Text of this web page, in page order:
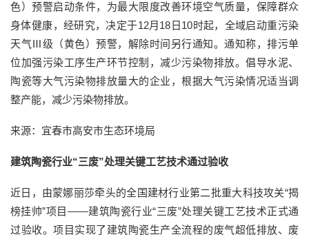
色）预警启动条件，为最大限度改善环境空气质量，保障群众
身体健康，经研究，决定于12月18日10时起，全域启动重污染
天气Ⅲ级（黄色）预警，解除时间另行通知。通知称，排污单
位加强污染工序生产环节控制，减少污染物排放。倡导水泥、
陶瓷等大气污染物排放量大的企业，根据大气污染情况适当调
整产能，减少污染物排放。
来源：宜春市高安市生态环境局
建筑陶瓷行业“三废”处理关键工艺技术通过验收
近日，由蒙娜丽莎牵头的全国建材行业第二批重大科技攻关“揭
榜挂帅”项目——建筑陶瓷行业“三废”处理关键工艺技术正式通
过验收。项目实现了建筑陶瓷生产全流程的废气超低排放、废